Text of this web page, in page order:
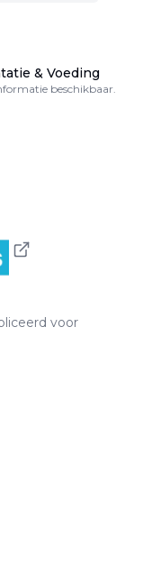
& Voeding
beschikbaar.
voor